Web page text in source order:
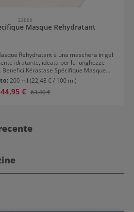
33509
Masque Rehydratant
Rehydratant è una maschera in gel
idratante, ideata per le lunghezze
Gli aminoacidi sono una componente
parte fondamentale dei capelli. La
Spécifique Argile Equilibrante.
200 ml (22,48 € / 100 ml)
Prezzo di vendita:
44,95 € Prezzo normale:
63,40 €